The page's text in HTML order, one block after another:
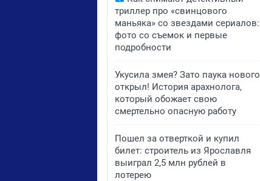
триллер про «свинцового
маньяка» со звездами сериалов:
фото со съемок и первые
подробности
Укусила змея? Зато паука нового
открыл! История арахнолога,
который обожает свою
смертельно опасную работу
Пошел за отверткой и купил
билет: строитель из Ярославля
выиграл 2,5 млн рублей в
лотерею